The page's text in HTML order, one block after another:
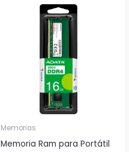
Memorias
Memoria Ram para Portátil